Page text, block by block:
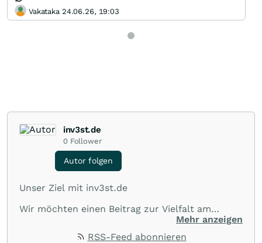
Vakataka 24.06.26, 19:03
inv3st.de
0 Follower
Autor folgen
Unser Ziel mit inv3st.de
Wir möchten einen Beitrag zur Vielfalt am
Kapitalmarkt leisten und spannende
börsennotierten Unternehmen aus allen Teilen
Mehr anzeigen
RSS-Feed abonnieren